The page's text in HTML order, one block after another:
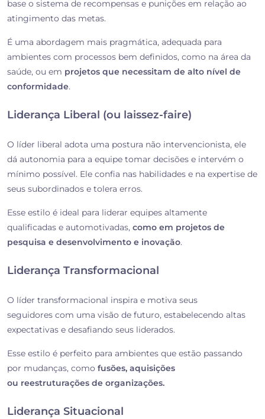
base o sistema de recompensas e punições em relação ao
atingimento das metas.
É uma abordagem mais pragmática, adequada para
ambientes com processos bem definidos, como na área da
saúde, ou em projetos que necessitam de alto nível de
conformidade.
Liderança Liberal (ou laissez-faire)
O líder liberal adota uma postura não intervencionista, ele
dá autonomia para a equipe tomar decisões e intervém o
mínimo possível. Ele confia nas habilidades e na expertise de
seus subordinados e tolera erros.
Esse estilo é ideal para liderar equipes altamente
qualificadas e automotivadas, como em projetos de
pesquisa e desenvolvimento e inovação.
Liderança Transformacional
O líder transformacional inspira e motiva seus
seguidores com uma visão de futuro, estabelecendo altas
expectativas e desafiando seus liderados.
Esse estilo é perfeito para ambientes que estão passando
por mudanças, como fusões, aquisições
ou reestruturações de organizações.
Liderança Situacional